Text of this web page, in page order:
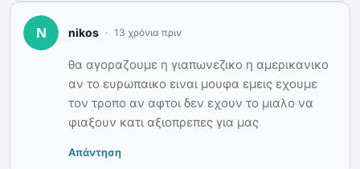
nikos 13 χρόνια πριν
θα αγοραζουμε η γιαπωνεζικο η αμερικανικο
αν το ευρωπαικο ειναι μουφα εμεις εχουμε
τον τροπο αν αφτοι δεν εχουν το μιαλο να
φιαξουν κατι αξιοπρεπες για μας
Απάντηση